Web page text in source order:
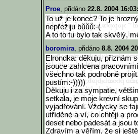
Proe, přidáno 22.8. 2004
To už je konec? To je
nepřežiju bůůů:-(
A to to tu bylo tak skvělý,
boromira, přidáno 8.8. 2004
Elrondka: děkuju, přiznám
jsouce zahlcena
všechno tak podrobně
pustím:-)))))
Děkuju i za sympatie,
setkala, je moje krevní
vyjadřování. Vždycky se
utříděné a ví, co chtějí a
deset nebo padesát a jsou
Zdravím a věřím, že si